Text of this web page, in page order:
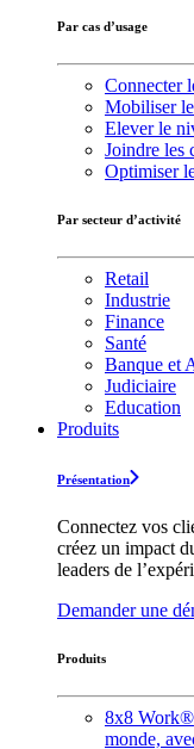
Par cas d’usage
Connecter
Mobiliser
Elever le
Joindre les
Optimiser
Par secteur d’activité
Retail
Industrie
Finance
Santé
Banque et
Judiciaire
Education
Produits
Présentation
Connectez vos
créez un impact
leaders de
Demander une
Produits
8x8 Work®
monde,